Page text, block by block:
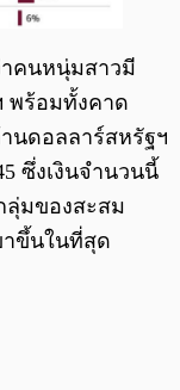
าคนหนุ่มสาวมี
พร้อมทั้งคาด
นดอลลาร์สหรัฐฯ
ซึ่งเงินจำนวนนี้
ลุ่มของสะสม
าขึ้นในที่สุด